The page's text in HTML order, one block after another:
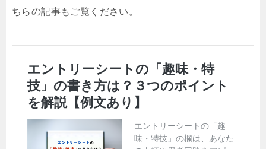
ちらの記事もご覧ください。